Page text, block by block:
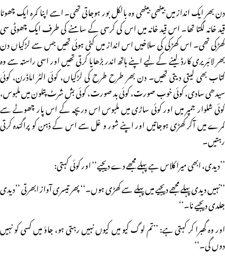
دن بھر ایک انداز میں بیٹھی بیٹھی وہ بالکل بور ہوجاتی تھی۔ اسے اپنا کمرہ ایک چھوٹا
قید خانہ لگتا تھا۔ اس قید خانہ میں اس کی کرسی کے سامنے کی طرف ایک چھوٹی سی
کھڑکی تھی۔ اس کھڑکی کی سلاخیں اس انداز میں کٹی ہوئی تھیں جس سے لڑکیاں دن
بھر لائبریری کارڈ لینے کے لیے اپنے ہاتھ اندر بڑھایا کرتی تھیں اور اسی راستہ سے وہ
کتاب بھی لیتی دیتی تھیں۔ دن بھر طرح طرح کی لڑکیاں، کوئی الٹر اماڈرن، کوئی
سیدھی سادی، کوئی خوب صورت، کوئی بد صورت، کوئی بش شرٹ پتلون میں ملبوس،
کوئی شلوار جمپر میں اور کوئی ساڑی میں ملبوس اس دریچہ کے اس پار چھوٹے سے
کمرے میں آکر کھڑی ہوجاتیں اور اپنے شور و غل سے اس کے ذہن کو پراگندہ کرتی
رہتیں۔
’’دیدی، ابھی میرا کلاس ہے پہلے مجھے دے دیجیے‘‘ اور کوئی کہتی:
’’نہیں دیدی پہلے مجھے دیجیے میں پہلے سے کھڑی ہوں۔‘‘ پھر تیسری آواز ابھرتی ’’دیدی
جلدی دیجیے نا۔‘‘
اور وہ گھبرا کر کہتی ہے: ’’تم لوگ کیو میں کیوں نہیں رہتی ہو، جاؤ میں کسی کو نہیں
دوں گی۔‘‘